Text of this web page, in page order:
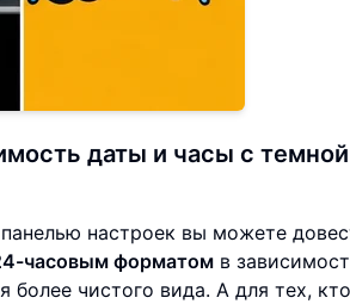
даты и часы с темной
настроек вы можете
часовым форматом в
чистого вида. А для тех, кто